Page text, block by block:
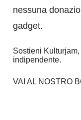
nessuna
gadget.
Sostieni
indipendente.
VAI AL NOSTRO